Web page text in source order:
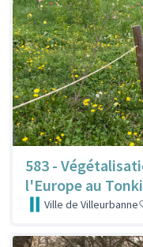
583 -
l'Europe au
Ville de Villeurbanne